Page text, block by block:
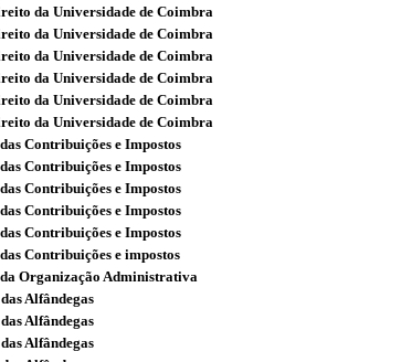
da Universidade de Coimbra
da Universidade de Coimbra
da Universidade de Coimbra
da Universidade de Coimbra
da Universidade de Coimbra
da Universidade de Coimbra
Contribuições e Impostos
Contribuições e Impostos
Contribuições e Impostos
Contribuições e Impostos
Contribuições e Impostos
Contribuições e impostos
Organização Administrativa
Alfândegas
Alfândegas
Alfândegas